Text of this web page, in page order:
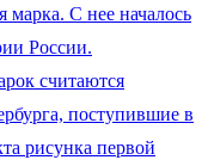
марка. С нее началось
России.
считаются
поступившие в
рисунка первой